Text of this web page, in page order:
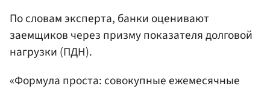
По словам эксперта, банки оценивают
заемщиков через призму показателя долговой
нагрузки (ПДН).
«Формула проста: совокупные ежемесячные